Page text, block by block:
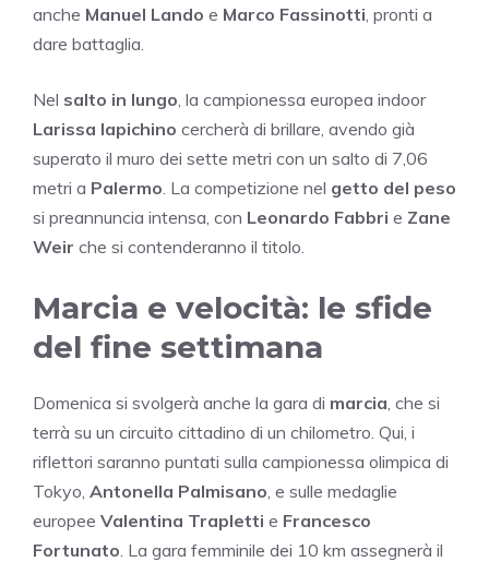
anche Manuel Lando e Marco Fassinotti , pronti a
dare battaglia.
Nel salto in lungo , la campionessa europea indoor
Larissa Iapichino cercherà di brillare, avendo già
superato il muro dei sette metri con un salto di 7,06
metri a Palermo . La competizione nel getto del peso
si preannuncia intensa, con Leonardo Fabbri e Zane
Weir che si contenderanno il titolo.
Marcia e velocità: le sfide
del fine settimana
Domenica si svolgerà anche la gara di marcia , che si
terrà su un circuito cittadino di un chilometro. Qui, i
riflettori saranno puntati sulla campionessa olimpica di
Tokyo, Antonella Palmisano , e sulle medaglie
europee Valentina Trapletti e Francesco
Fortunato . La gara femminile dei 10 km assegnerà il